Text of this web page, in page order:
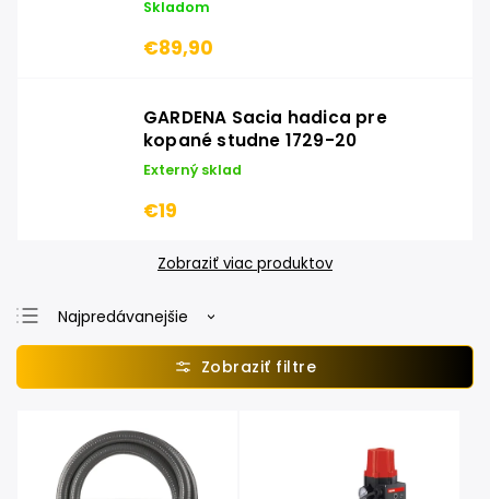
Skladom
€89,90
GARDENA Sacia hadica pre
kopané studne 1729-20
Externý sklad
€19
Zobraziť viac produktov
Najpredávanejšie
Najlacnejšie
Najdrahšie